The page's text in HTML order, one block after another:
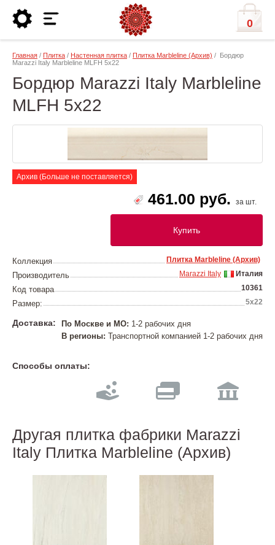
0
Главная / Плитка / Настенная плитка / Плитка Marbleline (Архив) / Бордюр
Marazzi Italy Marbleline MLFH 5х22
Бордюр Marazzi Italy Marbleline
MLFH 5х22
Архив (Больше не поставляется)
461.00 руб. за шт.
Купить
Коллекция Плитка Marbleline (Архив)
Производитель Италия
Marazzi Italy
Код товара 10361
Размер: 5х22
Доставка: По Москве и МО: 1-2 рабочих дня
В регионы: Транспортной компанией 1-2 рабочих дня
Способы оплаты:
Другая плитка фабрики Marazzi
Italy Плитка Marbleline (Архив)